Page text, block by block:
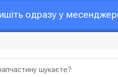
одразу у
шукаєте?